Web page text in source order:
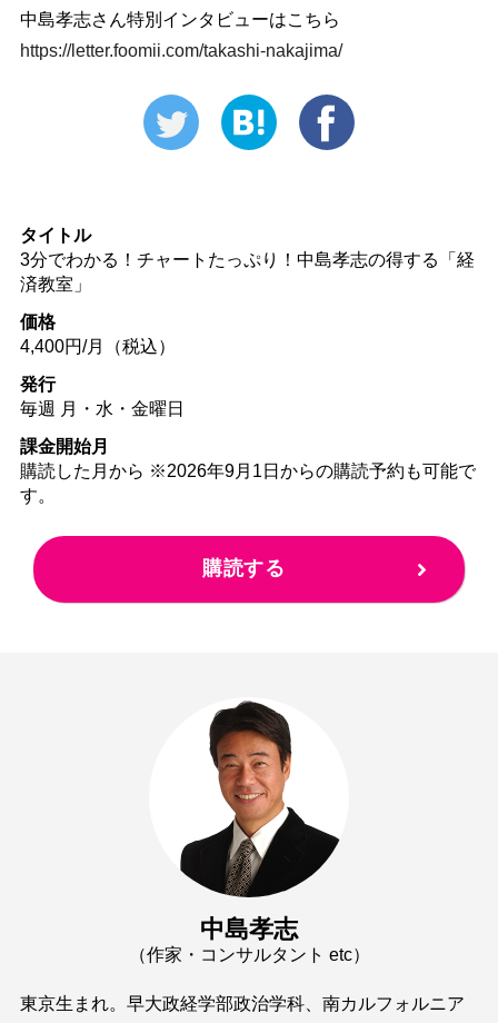
中島孝志さん特別インタビューはこちら
https://letter.foomii.com/takashi-nakajima/
タイトル
3分でわかる！チャートたっぷり！中島孝志の得する「経
済教室」
価格
4,400円/月（税込）
発行
毎週 月・水・金曜日
課金開始月
購読した月から ※2026年9月1日からの購読予約も可能で
す。
購読する
中島孝志
（作家・コンサルタント etc）
東京生まれ。早大政経学部政治学科、南カルフォルニア